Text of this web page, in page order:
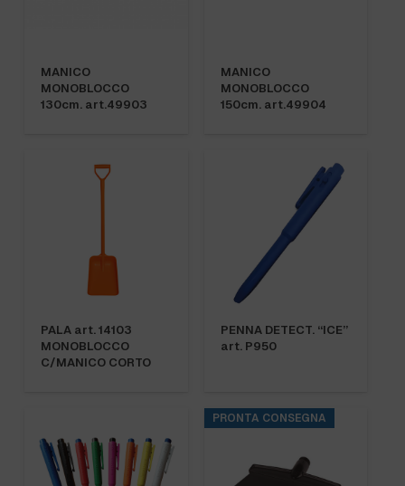
MANICO
MONOBLOCCO
130cm. art.49903
MANICO
MONOBLOCCO
150cm. art.49904
PALA art. 14103
MONOBLOCCO
C/MANICO CORTO
PENNA DETECT. “ICE”
art. P950
PRONTA CONSEGNA